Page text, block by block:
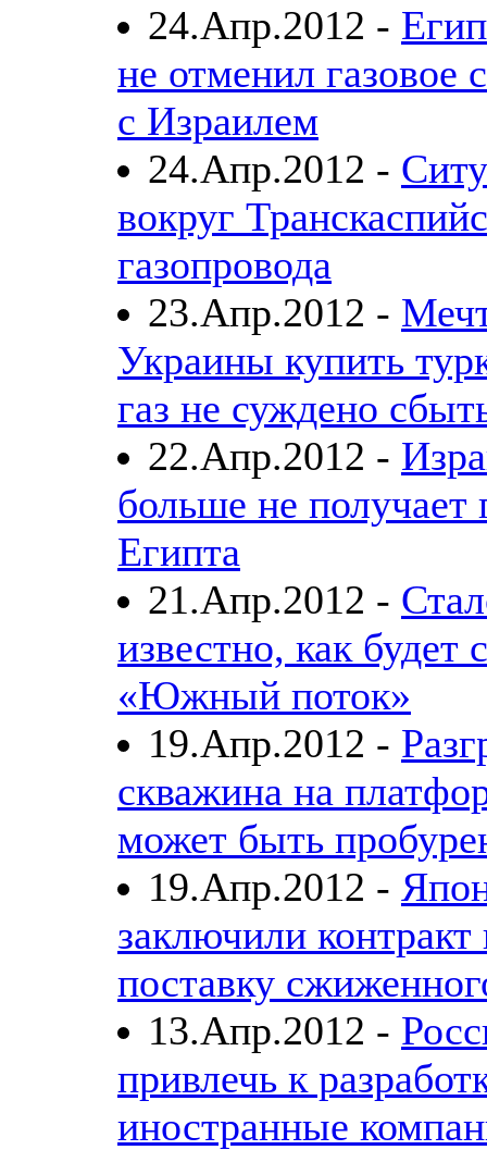
24.Апр.2012 -
не отменил газовое
с Израилем
24.Апр.2012 -
вокруг
газопровода
23.Апр.2012 -
Украины купить
газ не суждено
22.Апр.2012 -
больше не получает
Египта
21.Апр.2012 -
известно, как будет
«Южный поток»
19.Апр.2012 -
скважина на
может быть
19.Апр.2012 -
заключили контракт
поставку
13.Апр.2012 -
привлечь к
иностранные